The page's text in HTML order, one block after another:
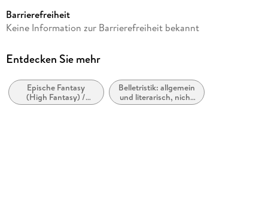
Reihe
Autor/Autorin
Sprecher/Sprecherin
Johannes Steck
Barrierefreiheit
Keine Information zur Barrierefreiheit bekannt
Entdecken Sie mehr
Epische Fantasy
(High Fantasy) /
Heroische Fantasy
Belletristik: allgemein
und literarisch, nicht
nach Genre